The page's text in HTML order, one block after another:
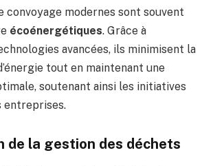
convoyage modernes sont souvent
écoénergétiques. Grâce à
avancées, ils minimisent la
tout en maintenant une
soutenant ainsi les initiatives
entreprises.
de la gestion des déchets